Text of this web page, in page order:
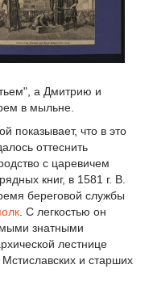
а Дмитрию и
в мыльне.
показывает, что в это
оттеснить
с царевичем
книг, в 1581 г. В.
береговой службы
. С легкостью он
знатными
лестнице
и старших